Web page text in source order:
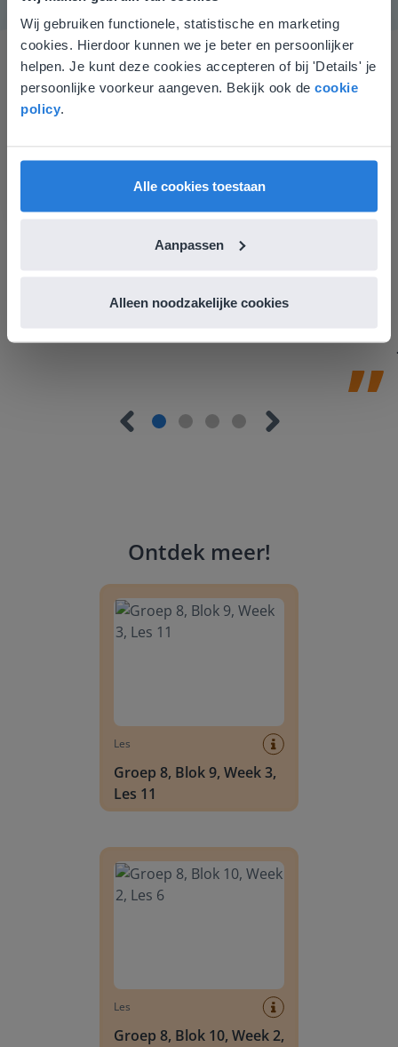
Wij gebruiken functionele, statistische en marketing
cookies. Hierdoor kunnen we je beter en persoonlijker
helpen. Je kunt deze cookies accepteren of bij 'Details' je
persoonlijke voorkeur aangeven. Bekijk ook de cookie
policy.
Alle cookies toestaan
Aanpassen
Alleen noodzakelijke cookies
groot pluspunt van Gynzy. Datzelfde geldt voor het
luisteren naar suggesties, het open karakter en de
informatievoorziening via de website. Ik kan niets ter
Leerkracht / ICT-coördinator op de Prinses
Ontdek meer!
Les
Groep 8, Blok 9, Week 3,
Les 11
Les
Groep 8, Blok 10, Week 2,
Deze website komt niet
overeen met je locatie
Gezien je locatie, denken we dat je misschien
liever naar de website voor English gaat. Hier
English
Nederland